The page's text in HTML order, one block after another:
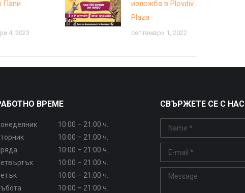
Папи
4, 2023
изложба в Plovdiv
Plaza
септември 1, 2022
ВРЕМЕ
10:00 – 21:00 ч.
10:00 – 21:00 ч.
10:00 – 21:00 ч.
10:00 – 21:00 ч.
10:00 – 21:00 ч.
10:00 – 21:00 ч.
СВЪРЖЕТЕ СЕ С НАС
Name *
E-mail *
Message